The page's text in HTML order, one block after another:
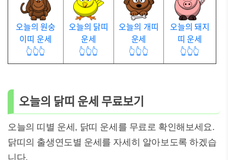
오늘의 원숭
이띠 운세
👆👆👆
오늘의 닭띠
운세
👆👆👆
오늘의 개띠
운세
👆👆👆
오늘의 돼지
띠 운세
👆👆👆
오늘의 닭띠 운세 무료보기
오늘의 띠별 운세, 닭띠 운세를 무료로 확인해보세요.
닭띠의 출생연도별 운세를 자세히 알아보도록 하겠습
니다.